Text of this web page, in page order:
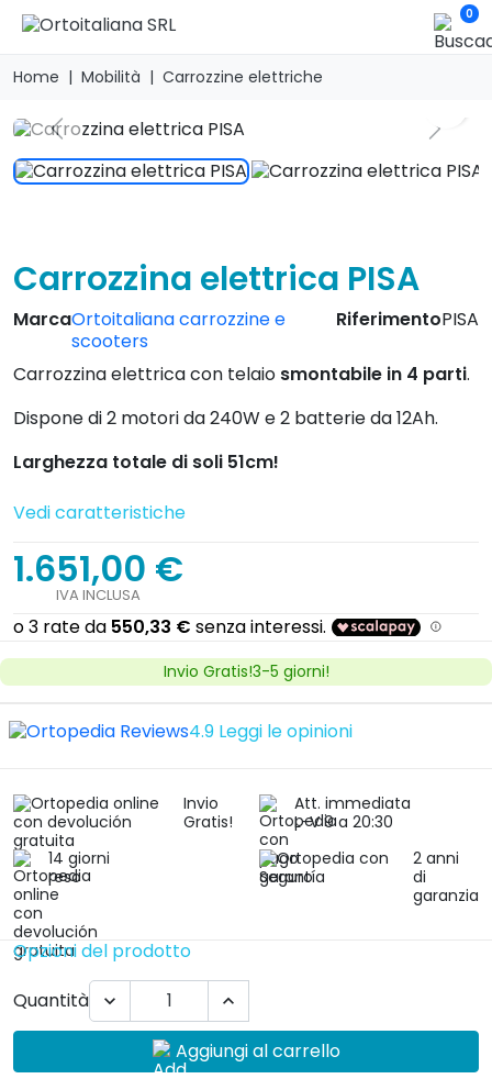
0
Home Mobilità Carrozzine elettriche
Previous Next
Carrozzina elettrica PISA
MarcaOrtoitaliana carrozzine e
scooters
RiferimentoPISA
Carrozzina elettrica con telaio smontabile in 4 parti.
Dispone di 2 motori da 240W e 2 batterie da 12Ah.
Larghezza totale di soli 51cm!
Vedi caratteristiche
1.651,00 €
IVA INCLUSA
Invio Gratis!3-5 giorni!
4.9 Leggi le opinioni
Invio
Gratis!
Att. immediata
L-V 9 a 20:30
14 giorni
reso
2 anni
di
garanzia
Opzioni del prodotto
Quantità
 
Aggiungi al carrello